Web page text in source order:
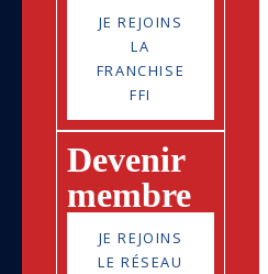
JE REJOINS
LA
FRANCHISE
FFI
Devenir
membre
JE REJOINS
LE RÉSEAU